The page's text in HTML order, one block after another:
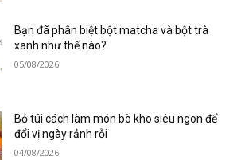
Bạn đã phân biệt bột matcha và bột trà
xanh như thế nào?
05/08/2026
Bỏ túi cách làm món bò kho siêu ngon để
đổi vị ngày rảnh rỗi
04/08/2026